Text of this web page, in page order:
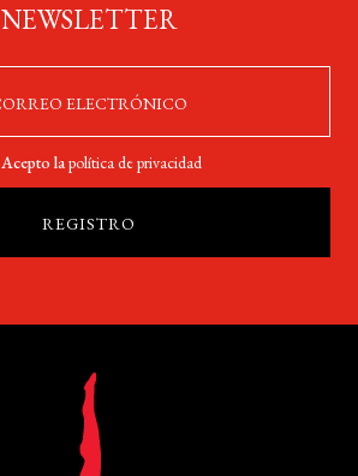
NEWSLETTER
Acepto lapolítica de privacidad